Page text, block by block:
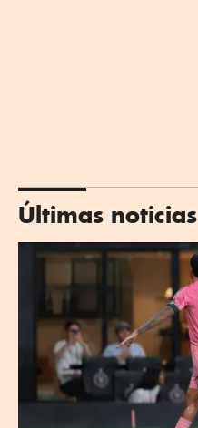
Últimas noticias